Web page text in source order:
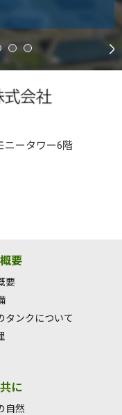
ニータワー6階
要
要
タンクについて
に
自然